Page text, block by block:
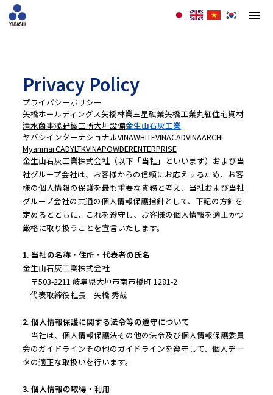
Privacy Policy
プライバシーポリシー
矢橋ホールディングス矢橋林業三星砿業矢橋工業丸紅住宅資材
清水商事浅野鐵工所大垣設備金生山石灰工業
ヤバシインターナショナルVINAWHITEVINACADVINAARCHI
MyanmarCADYLTKVINAPOWDERENTERPRISE
金生山石灰工業株式会社（以下「当社」といいます）および当
社グループ会社は、お客様からの信頼にお応えするため、お客
様の個人情報の保護を最も重要な責務と考え、当社および当社
グループ会社の共通の個人情報保護指針として、下記の方針を
定めるとともに、これを遵守し、お客様の個人情報を適正かつ
厳格に取り扱うことを宣言いたします。
1. 当社の名称・住所・代表者の氏名
金生山石灰工業株式会社
〒503-2211 岐阜県大垣市南市橋町 1281-2
代表取締役社長 矢橋 秀哉
2. 個人情報保護に関する法令等の遵守について
当社は、個人情報保護法その他の法令及び個人情報保護委員
会のガイドラインその他のガイドラインを遵守して、個人デー
タの適正な取扱いを行います。
3. 個人情報の取得・利用